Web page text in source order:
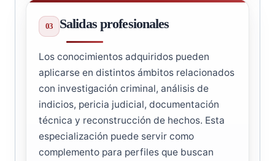
Salidas profesionales
Los conocimientos adquiridos pueden
aplicarse en distintos ámbitos relacionados
con investigación criminal, análisis de
indicios, pericia judicial, documentación
técnica y reconstrucción de hechos. Esta
especialización puede servir como
complemento para perfiles que buscan